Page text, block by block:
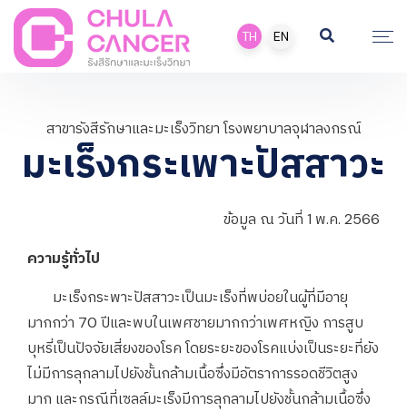
TH EN
สาขารังสีรักษาและมะเร็งวิทยา โรงพยาบาลจุฬาลงกรณ์
มะเร็งกระเพาะปัสสาวะ
ข้อมูล ณ วันที่ 1 พ.ค. 2566
ความรู้ทั่วไป
มะเร็งกระพาะปัสสาวะเป็นมะเร็งที่พบ่อยในผู้ที่มีอายุ
มากกว่า 70 ปีและพบในเพศชายมากกว่าเพศหญิง การสูบ
บุหรี่เป็นปัจจัยเสี่ยงของโรค โดยระยะของโรคแบ่งเป็นระยะที่ยัง
ไม่มีการลุกลามไปยังชั้นกล้ามเนื้อซึ่งมีอัตราการรอดชีวิตสูง
มาก และกรณีที่เซลล์มะเร็งมีการลุกลามไปยังชั้นกล้ามเนื้อซึ่ง